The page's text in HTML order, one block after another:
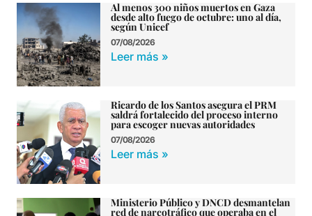
Al menos 300 niños muertos en Gaza
desde alto fuego de octubre: uno al día,
según Unicef
07/08/2026
Leer más »
Ricardo de los Santos asegura el PRM
saldrá fortalecido del proceso interno
para escoger nuevas autoridades
07/08/2026
Leer más »
Ministerio Público y DNCD desmantelan
red de narcotráfico que operaba en el